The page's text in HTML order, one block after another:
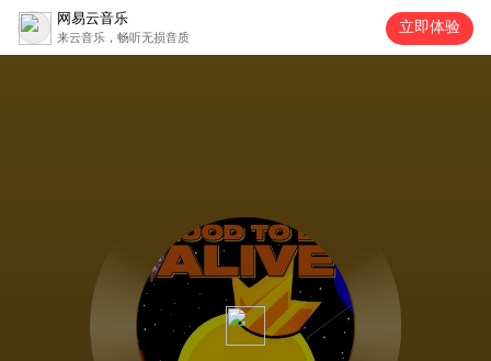
网易云音乐
来云音乐，畅听无损音质
立即体验